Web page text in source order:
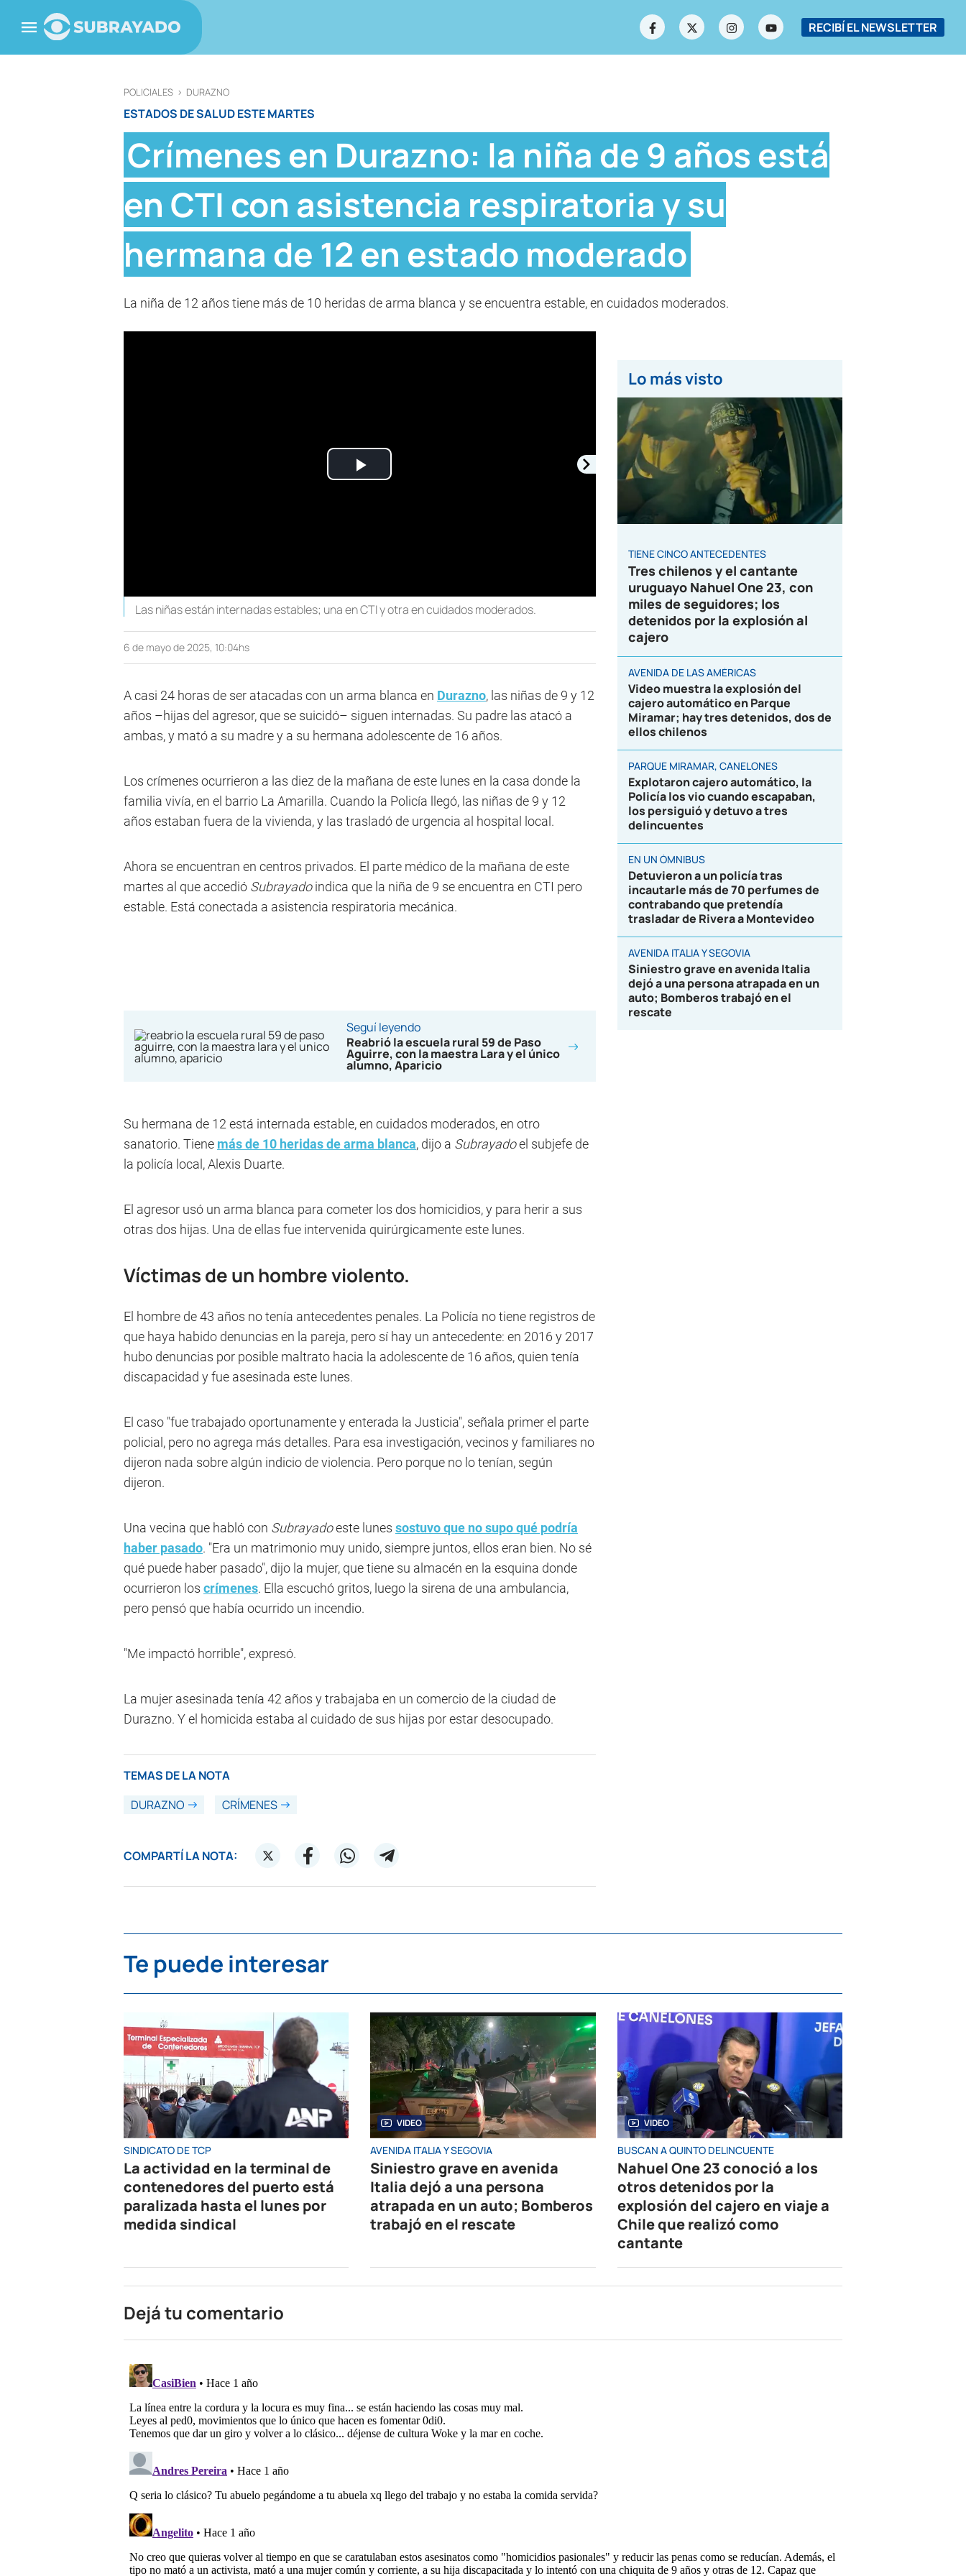
RECIBÍ EL NEWSLETTER
POLICIALES > DURAZNO
ESTADOS DE SALUD ESTE MARTES
Crímenes en Durazno: la niña de 9 años está
en CTI con asistencia respiratoria y su
hermana de 12 en estado moderado
La niña de 12 años tiene más de 10 heridas de arma blanca y se encuentra estable, en cuidados moderados.
Play
Las niñas están internadas estables; una en CTI y otra en cuidados moderados.
6 de mayo de 2025, 10:04hs
A casi 24 horas de ser atacadas con un arma blanca en Durazno, las niñas de 9 y 12
años –hijas del agresor, que se suicidó– siguen internadas. Su padre las atacó a
ambas, y mató a su madre y a su hermana adolescente de 16 años.
Los crímenes ocurrieron a las diez de la mañana de este lunes en la casa donde la
familia vivía, en el barrio La Amarilla. Cuando la Policía llegó, las niñas de 9 y 12
años estaban fuera de la vivienda, y las trasladó de urgencia al hospital local.
Ahora se encuentran en centros privados. El parte médico de la mañana de este
martes al que accedió Subrayadoindica que la niña de 9 se encuentra en CTI pero
estable. Está conectada a asistencia respiratoria mecánica.
Seguí leyendo
Reabrió la escuela rural 59 de Paso
Aguirre, con la maestra Lara y el único
alumno, Aparicio
Su hermana de 12 está internada estable, en cuidados moderados, en otro
sanatorio. Tiene más de 10 heridas de arma blanca, dijo a Subrayadoel subjefe de
la policía local, Alexis Duarte.
El agresor usó un arma blanca para cometer los dos homicidios, y para herir a sus
otras dos hijas. Una de ellas fue intervenida quirúrgicamente este lunes.
Víctimas de un hombre violento.
El hombre de 43 años no tenía antecedentes penales. La Policía no tiene registros de
que haya habido denuncias en la pareja, pero sí hay un antecedente: en 2016 y 2017
hubo denuncias por posible maltrato hacia la adolescente de 16 años, quien tenía
discapacidad y fue asesinada este lunes.
El caso "fue trabajado oportunamente y enterada la Justicia", señala primer el parte
policial, pero no agrega más detalles. Para esa investigación, vecinos y familiares no
dijeron nada sobre algún indicio de violencia. Pero porque no lo tenían, según
dijeron.
Una vecina que habló con Subrayadoeste lunes sostuvo que no supo qué podría
haber pasado. "Era un matrimonio muy unido, siempre juntos, ellos eran bien. No sé
qué puede haber pasado", dijo la mujer, que tiene su almacén en la esquina donde
ocurrieron los crímenes. Ella escuchó gritos, luego la sirena de una ambulancia,
pero pensó que había ocurrido un incendio.
"Me impactó horrible", expresó.
La mujer asesinada tenía 42 años y trabajaba en un comercio de la ciudad de
Durazno. Y el homicida estaba al cuidado de sus hijas por estar desocupado.
TEMAS DE LA NOTA
DURAZNO
CRÍMENES
COMPARTÍ LA NOTA:
Lo más visto
TIENE CINCO ANTECEDENTES
Tres chilenos y el cantante
uruguayo Nahuel One 23, con
miles de seguidores; los
detenidos por la explosión al
cajero
AVENIDA DE LAS AMÉRICAS
Video muestra la explosión del
cajero automático en Parque
Miramar; hay tres detenidos, dos de
ellos chilenos
PARQUE MIRAMAR, CANELONES
Explotaron cajero automático, la
Policía los vio cuando escapaban,
los persiguió y detuvo a tres
delincuentes
EN UN ÓMNIBUS
Detuvieron a un policía tras
incautarle más de 70 perfumes de
contrabando que pretendía
trasladar de Rivera a Montevideo
AVENIDA ITALIA Y SEGOVIA
Siniestro grave en avenida Italia
dejó a una persona atrapada en un
auto; Bomberos trabajó en el
rescate
Te puede interesar
SINDICATO DE TCP
La actividad en la terminal de
contenedores del puerto está
paralizada hasta el lunes por
medida sindical
VIDEO
AVENIDA ITALIA Y SEGOVIA
Siniestro grave en avenida
Italia dejó a una persona
atrapada en un auto; Bomberos
trabajó en el rescate
VIDEO
BUSCAN A QUINTO DELINCUENTE
Nahuel One 23 conoció a los
otros detenidos por la
explosión del cajero en viaje a
Chile que realizó como
cantante
Dejá tu comentario